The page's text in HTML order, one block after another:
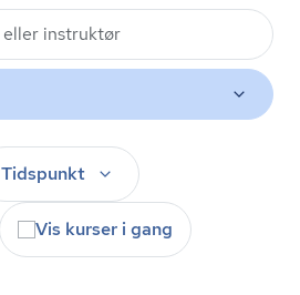
Tidspunkt
Vis kurser i gang